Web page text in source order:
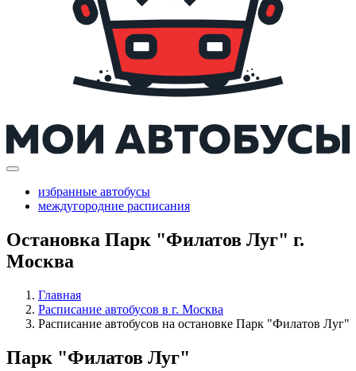
избранные автобусы
междугородние расписания
Остановка Парк "Филатов Луг" г.
Москва
Главная
Расписание автобусов в г. Москва
Расписание автобусов на остановке Парк "Филатов Луг"
Парк "Филатов Луг"